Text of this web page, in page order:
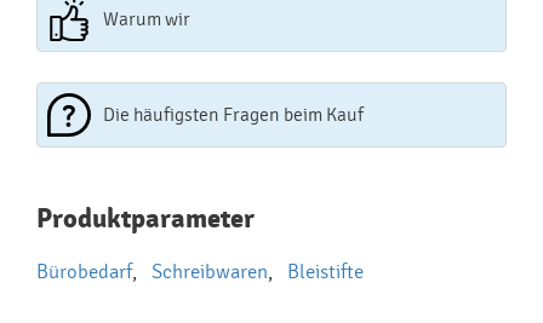
Warum wir
Die häufigsten Fragen beim Kauf
Najčastejšie otázky pri nákupe
reklamných predmetov
Ako realizujete potlač na reklamné premedy?
Produktparameter
Bürobedarf, Schreibwaren Bleistifte